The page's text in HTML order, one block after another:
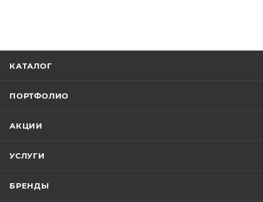
КАТАЛОГ
ПОРТФОЛИО
АКЦИИ
УСЛУГИ
БРЕНДЫ